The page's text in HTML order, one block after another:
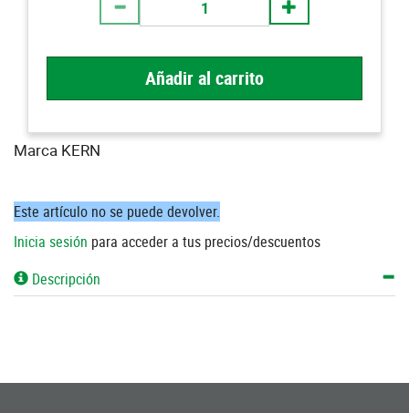
Añadir al carrito
Marca KERN
Este artículo no se puede devolver.
Inicia sesión para acceder a tus precios/descuentos
Descripción